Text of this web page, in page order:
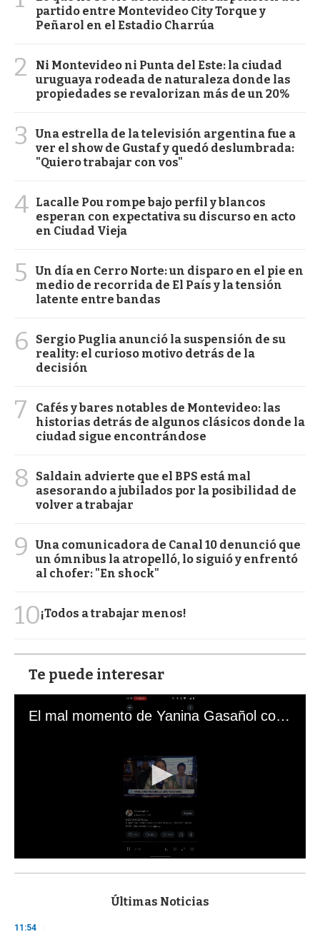
partido entre Montevideo City Torque y
Peñarol en el Estadio Charrúa
2
Ni Montevideo ni Punta del Este: la ciudad
uruguaya rodeada de naturaleza donde las
propiedades se revalorizan más de un 20%
3
Una estrella de la televisión argentina fue a
ver el show de Gustaf y quedó deslumbrada:
"Quiero trabajar con vos"
4 Lacalle Pou rompe bajo perfil y blancos
esperan con expectativa su discurso en acto
en Ciudad Vieja
5
Un día en Cerro Norte: un disparo en el pie en
medio de recorrida de El País y la tensión
latente entre bandas
6
Sergio Puglia anunció la suspensión de su
reality: el curioso motivo detrás de la
decisión
7
Cafés y bares notables de Montevideo: las
historias detrás de algunos clásicos donde la
ciudad sigue encontrándose
8
Saldain advierte que el BPS está mal
asesorando a jubilados por la posibilidad de
volver a trabajar
9
Una comunicadora de Canal 10 denunció que
un ómnibus la atropelló, lo siguió y enfrentó
al chofer: "En shock"
10¡Todos a trabajar menos!
Te puede interesar
El mal momento de Yanina Gasañol con un hincha argentino en "Subrayado"
s
d
Últimas Noticias
11:54